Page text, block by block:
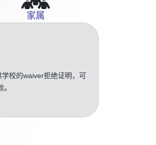
家属
校的waiver拒绝证明，可